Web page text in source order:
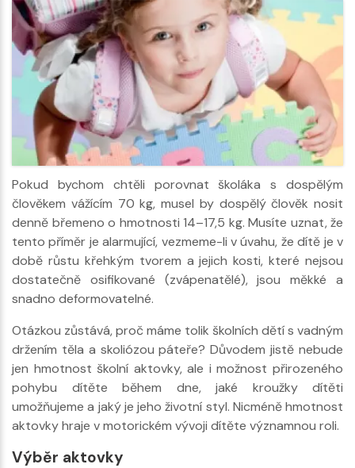
Pokud bychom chtěli porovnat školáka s dospělým
člověkem vážícím 70 kg, musel by dospělý člověk nosit
denně břemeno o hmotnosti 14–17,5 kg. Musíte uznat, že
tento příměr je alarmující, vezmeme-li v úvahu, že dítě je v
době růstu křehkým tvorem a jejich kosti, které nejsou
dostatečně osifikované (zvápenatělé), jsou měkké a
snadno deformovatelné.
Otázkou zůstává, proč máme tolik školních dětí s vadným
držením těla a skoliózou páteře? Důvodem jistě nebude
jen hmotnost školní aktovky, ale i možnost přirozeného
pohybu dítěte během dne, jaké kroužky dítěti
umožňujeme a jaký je jeho životní styl. Nicméně hmotnost
aktovky hraje v motorickém vývoji dítěte významnou roli.
Výběr aktovky